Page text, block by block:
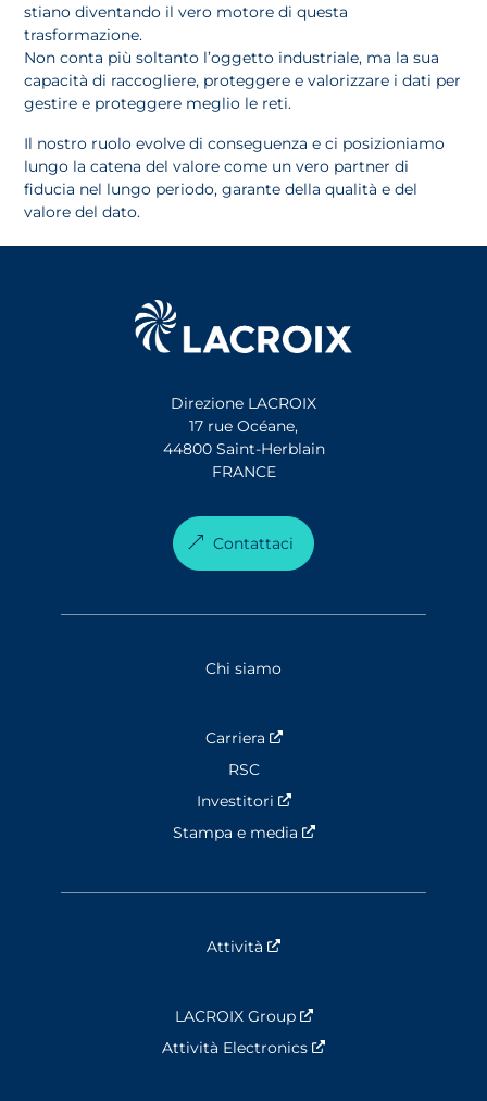
stiano diventando il vero motore di questa
trasformazione.
Non conta più soltanto l’oggetto industriale, ma la sua
capacità di raccogliere, proteggere e valorizzare i dati per
gestire e proteggere meglio le reti.
Il nostro ruolo evolve di conseguenza e ci posizioniamo
lungo la catena del valore come un vero partner di
fiducia nel lungo periodo, garante della qualità e del
valore del dato.
Direzione LACROIX
17 rue Océane,
44800 Saint-Herblain
FRANCE
Contattaci
Chi siamo
Carriera
Nouvelle fenêtre
RSC
Investitori
Nouvelle fenêtre
Stampa e media
Nouvelle fenêtre
Attività
LACROIX Group
Nouvelle fenêtre
Attività Electronics